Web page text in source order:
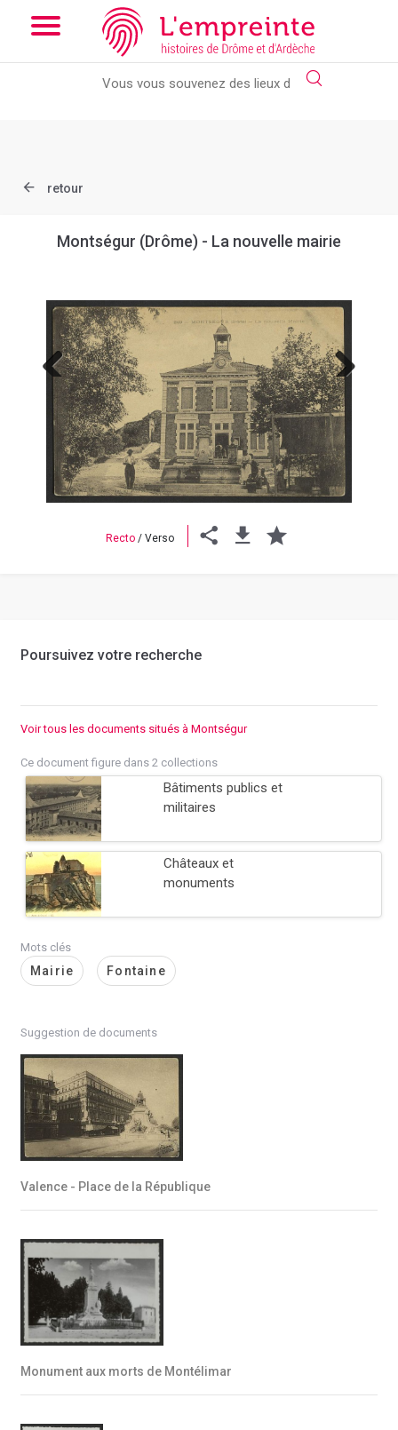
Array ( [slug] => document [ref] => B263626101_CP785 )
the new slick-theme.css if you want the default styling
retour
Montségur (Drôme) - La nouvelle mairie
Previous Next
Recto / Verso
Poursuivez votre recherche
Voir tous les documents situés à Montségur
Ce document figure dans 2 collections
Bâtiments publics et
militaires
Châteaux et
monuments
Mots clés
Mairie Fontaine
Suggestion de documents
Valence - Place de la République
Monument aux morts de Montélimar